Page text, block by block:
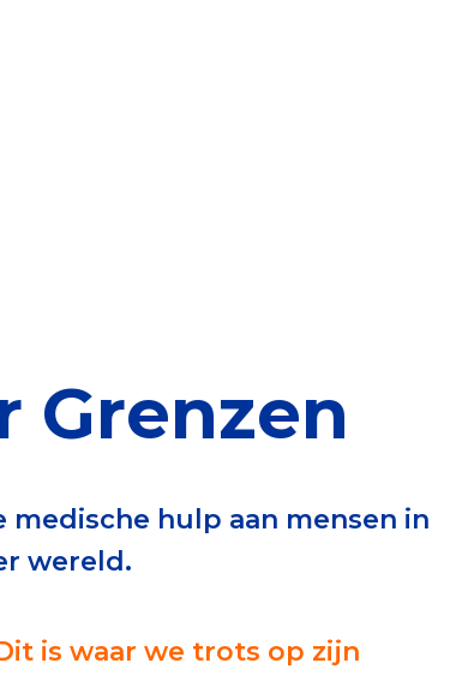
van een goed doel
Checklist
Grenzen
hulp aan mensen in
wereld.
is waar we trots op zijn